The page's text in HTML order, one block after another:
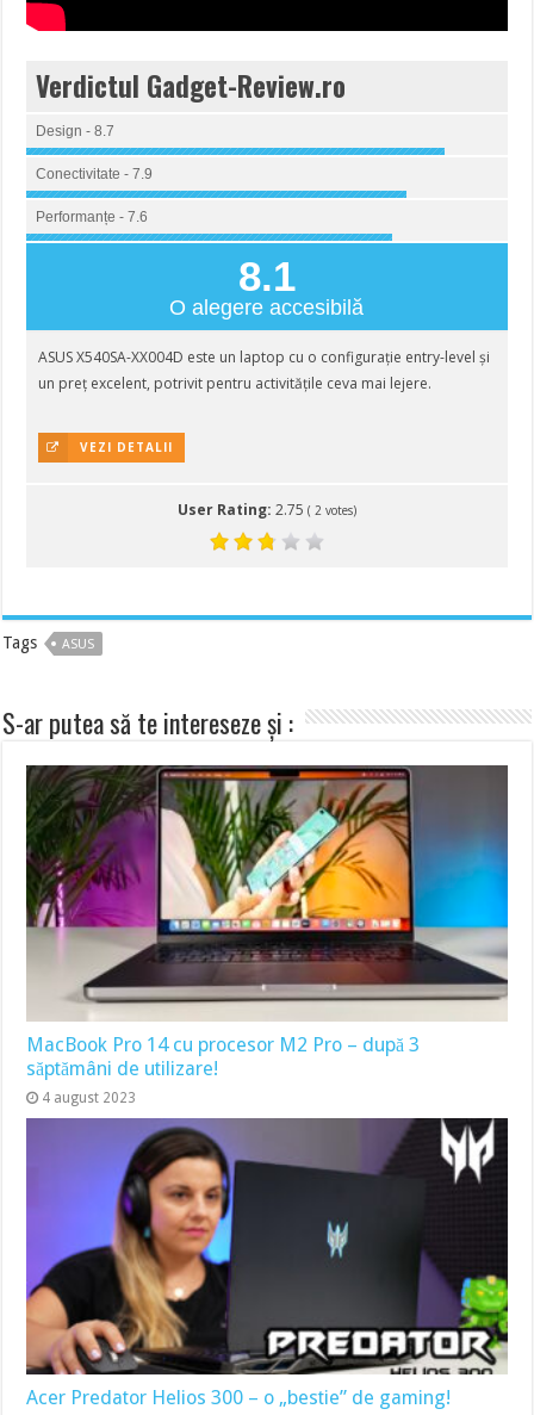
Verdictul Gadget-Review.ro
Design - 8.7
Conectivitate - 7.9
Performanțe - 7.6
8.1
O alegere accesibilă
ASUS X540SA-XX004D este un laptop cu o configurație entry-level și
un preț excelent, potrivit pentru activitățile ceva mai lejere.
VEZI DETALII
User Rating: 2.75 ( 2votes)
Tags ASUS
S-ar putea să te intereseze și :
MacBook Pro 14 cu procesor M2 Pro – după 3
săptămâni de utilizare!
4 august 2023
Acer Predator Helios 300 – o „bestie” de gaming!